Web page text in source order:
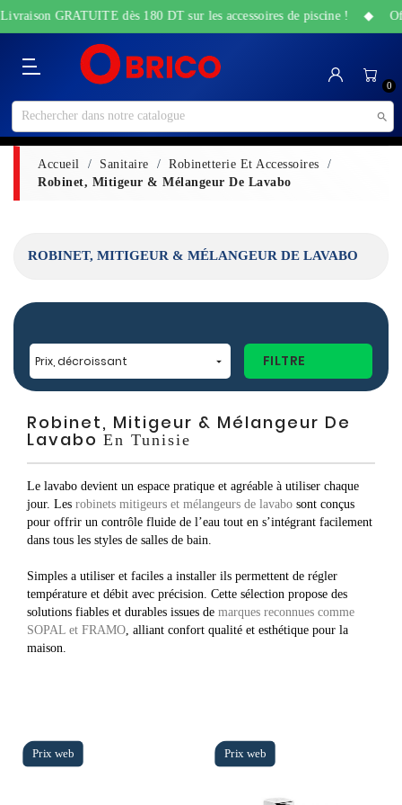
Catégorie
Accueil
Bricolage
&
Travaux
Sanitaire
Maison
Santé
&
Beauté
High-
Tech
Jardin
&
Piscine
Animalerie
0

GRATUITE dès 180 DT sur les accessoires de piscine ! ◆
Accueil Sanitaire
Robinetterie Et Accessoires
Robinet, Mitigeur & Mélangeur De Lavabo
Prix, décroissant  FILTRE
Robinet, Mitigeur & Mélangeur De
Lavabo En Tunisie
Le lavabo devient un espace pratique et agréable à utiliser chaque
jour. Les robinets mitigeurs et mélangeurs de lavabo sont conçus
pour offrir un contrôle fluide de l’eau tout en s’intégrant facilement
dans tous les styles de salles de bain.
Simples a utiliser et faciles a installer ils permettent de régler
température et débit avec précision. Cette sélection propose des
solutions fiables et durables issues de marques reconnues comme
SOPAL et FRAMO , alliant confort qualité et esthétique pour la
maison.
ROBINET, MITIGEUR & MÉLANGEUR DE LAVABO